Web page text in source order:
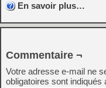
En savoir plus…
Commentaire ¬
Votre adresse e-mail ne
obligatoires sont indiqués